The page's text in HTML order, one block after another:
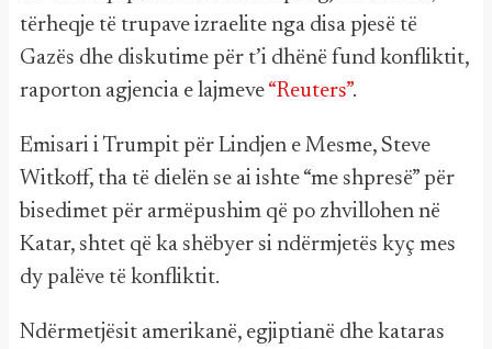
tërheqje të trupave izraelite nga disa pjesë të
Gazës dhe diskutime për t’i dhënë fund konfliktit,
raporton agjencia e lajmeve “Reuters”.
Emisari i Trumpit për Lindjen e Mesme, Steve
Witkoff, tha të dielën se ai ishte “me shpresë” për
bisedimet për armëpushim që po zhvillohen në
Katar, shtet që ka shëbyer si ndërmjetës kyç mes
dy palëve të konfliktit.
Ndërmetjësit amerikanë, egjiptianë dhe kataras